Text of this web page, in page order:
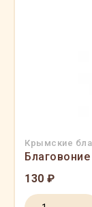
Крымские
130 ₽